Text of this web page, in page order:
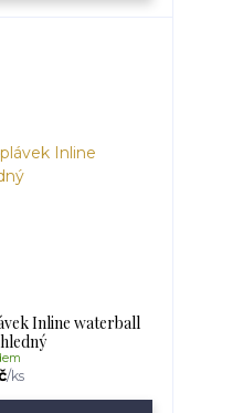
Inline waterball
/ks